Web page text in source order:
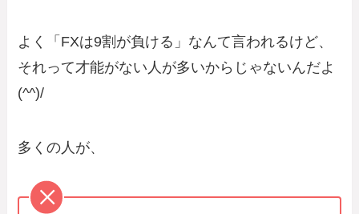
よく「FXは9割が負ける」なんて言われるけど、
それって才能がない人が多いからじゃないんだよ
(^^)/
多くの人が、